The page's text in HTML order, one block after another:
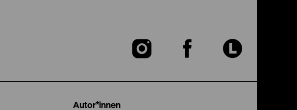
Zu
Zu
Zu
Autor*innen